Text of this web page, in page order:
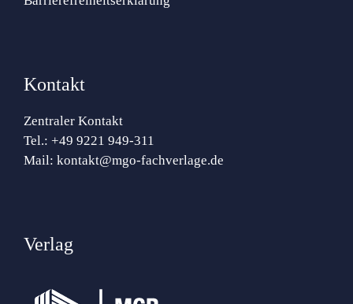
Kontakt
Zentraler Kontakt
Tel.: +49 9221 949-311
Mail: kontakt@mgo-fachverlage.de
Verlag